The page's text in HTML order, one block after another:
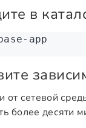
в
app
от сетевой
более десяти